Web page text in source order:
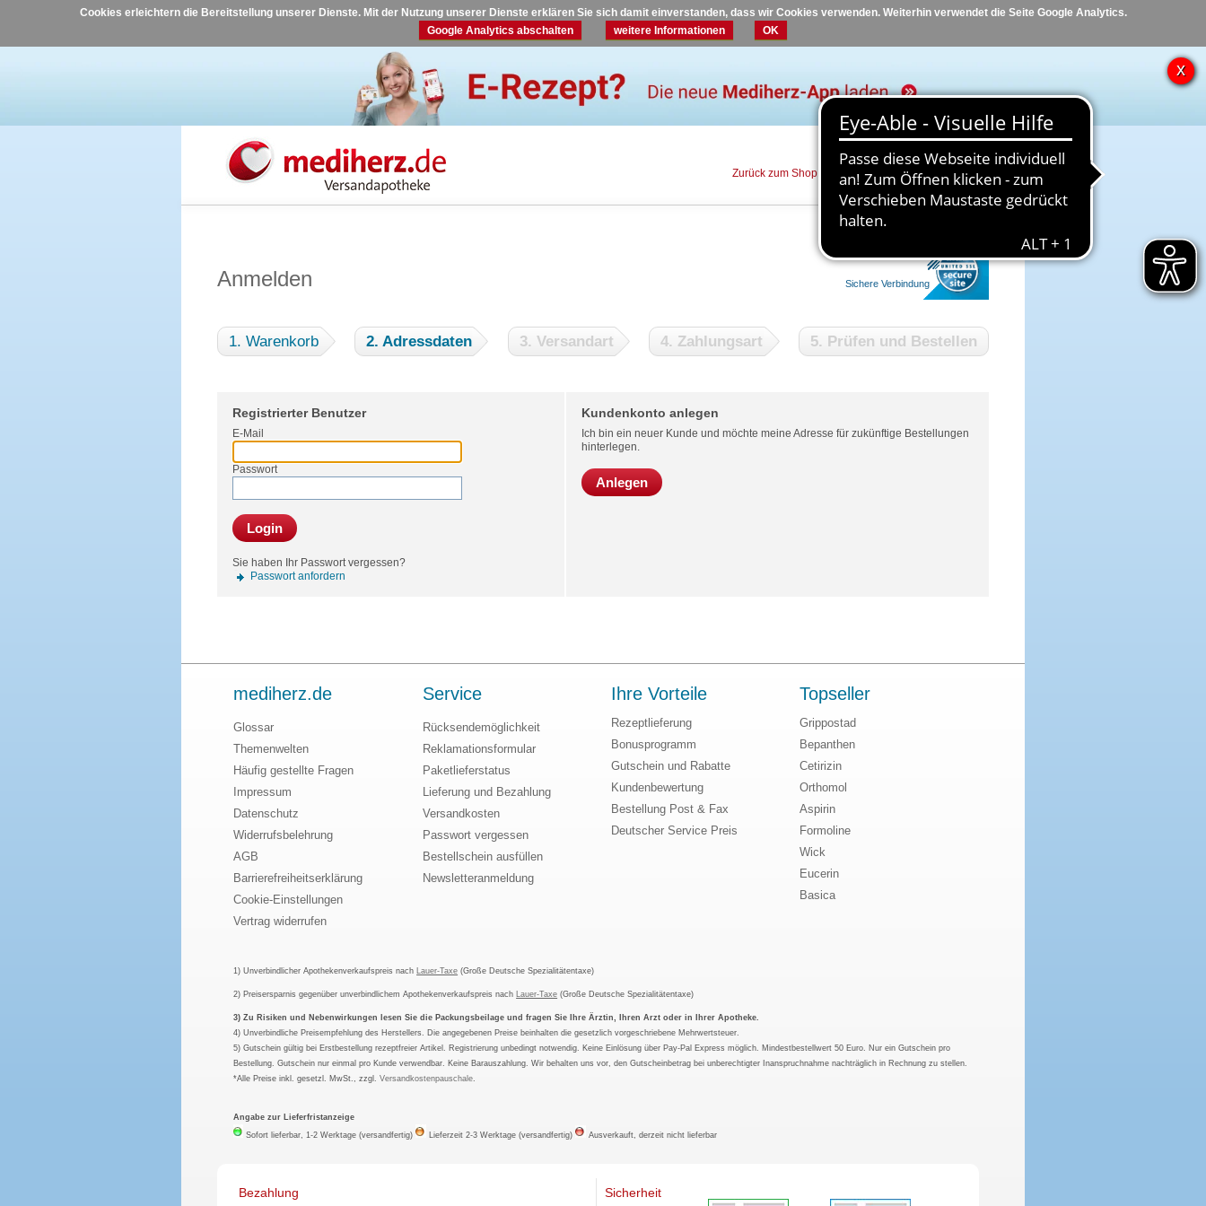
Cookies erleichtern die Bereitstellung unserer Dienste. Mit der Nutzung unserer Dienste erklären Sie sich damit einverstanden, dass wir Cookies verwenden. Weiterhin verwendet die Seite Google Analytics.
Google Analytics abschalten
weitere Informationen OK
Zurück zum Shop Hilfe Kontakt
Anmelden Sichere Verbindung
1. Warenkorb 2. Adressdaten 3. Versandart 4. Zahlungsart 5. Prüfen und Bestellen
Registrierter Benutzer
E-Mail
Passwort
Login
Sie haben Ihr Passwort vergessen?
Passwort anfordern
Kundenkonto anlegen
Ich bin ein neuer Kunde und möchte meine Adresse für zukünftige Bestellungen
hinterlegen.
Anlegen
mediherz.de
Glossar
Themenwelten
Häufig gestellte Fragen
Impressum
Datenschutz
Widerrufsbelehrung
AGB
Barrierefreiheitserklärung
Cookie-Einstellungen
Vertrag widerrufen
Service
Rücksendemöglichkeit
Reklamationsformular
Paketlieferstatus
Lieferung und Bezahlung
Versandkosten
Passwort vergessen
Bestellschein ausfüllen
Newsletteranmeldung
Ihre Vorteile
Rezeptlieferung
Bonusprogramm
Gutschein und Rabatte
Kundenbewertung
Bestellung Post & Fax
Deutscher Service Preis
Topseller
Grippostad
Bepanthen
Cetirizin
Orthomol
Aspirin
Formoline
Wick
Eucerin
Basica
1) Unverbindlicher Apothekenverkaufspreis nach Lauer-Taxe (Große Deutsche Spezialitätentaxe)
2) Preisersparnis gegenüber unverbindlichem Apothekenverkaufspreis nach Lauer-Taxe (Große Deutsche Spezialitätentaxe)
3) Zu Risiken und Nebenwirkungen lesen Sie die Packungsbeilage und fragen Sie Ihre Ärztin, Ihren Arzt oder in Ihrer Apotheke.
4) Unverbindliche Preisempfehlung des Herstellers. Die angegebenen Preise beinhalten die gesetzlich vorgeschriebene Mehrwertsteuer.
5) Gutschein gültig bei Erstbestellung rezeptfreier Artikel. Registrierung unbedingt notwendig. Keine Einlösung über Pay-Pal Express möglich. Mindestbestellwert 50 Euro. Nur ein Gutschein pro
Bestellung. Gutschein nur einmal pro Kunde verwendbar. Keine Barauszahlung. Wir behalten uns vor, den Gutscheinbetrag bei unberechtigter Inanspruchnahme nachträglich in Rechnung zu stellen.
*Alle Preise inkl. gesetzl. MwSt., zzgl.Versandkostenpauschale.
Angabe zur Lieferfristanzeige
Sofort lieferbar, 1-2 Werktage (versandfertig)
Lieferzeit 2-3 Werktage (versandfertig) Ausverkauft, derzeit nicht lieferbar
Bezahlung Sicherheit